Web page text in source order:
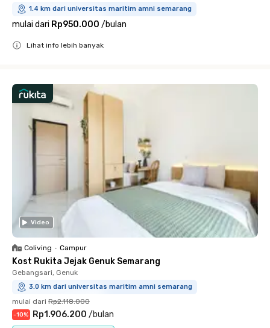
1.4 km dari universitas maritim amni semarang
mulai dari Rp950.000 /bulan
Lihat info lebih banyak
Video
Coliving • Campur
Kost Rukita Jejak Genuk Semarang
Gebangsari, Genuk
3.0 km dari universitas maritim amni semarang
mulai dari Rp2.118.000
-10% Rp1.906.200 /bulan